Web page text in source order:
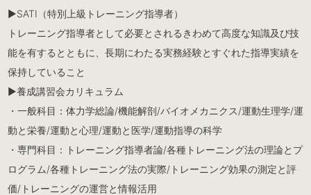
▶︎SATI（特別上級トレーニング指導者）
トレーニング指導者として必要とされるきわめて高度な知識及び技
能を有するとともに、長期にわたる実務経験とすぐれた指導実績を
保持していること
▶︎養成講習会カリキュラム
・一般科目：体力学総論/機能解剖/バイオメカニクス/運動生理学/運
動と栄養/運動と心理/運動と医学/運動指導の科学
・専門科目：トレーニング指導者論/各種トレーニング法の理論とプ
ログラム/各種トレーニング法の実際/トレーニング効果の測定と評
価/トレーニングの運営と情報活用